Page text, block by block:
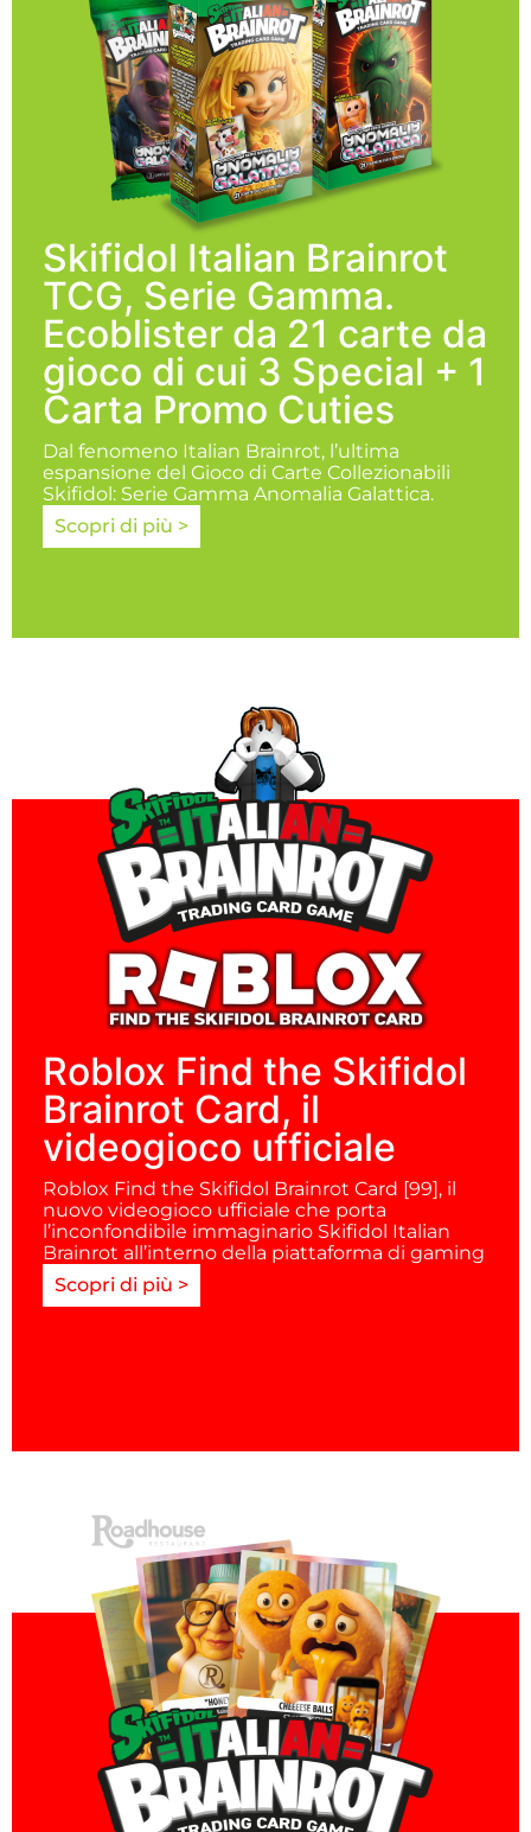
Skifidol Italian Brainrot
TCG, Serie Gamma.
Ecoblister da 21 carte da
gioco di cui 3 Special + 1
Carta Promo Cuties
Dal fenomeno Italian Brainrot, l’ultima
espansione del Gioco di Carte Collezionabili
Skifidol: Serie Gamma Anomalia Galattica.
Scopri di più >
Roblox Find the Skifidol
Brainrot Card, il
videogioco ufficiale
Roblox Find the Skifidol Brainrot Card [99], il
nuovo videogioco ufficiale che porta
l’inconfondibile immaginario Skifidol Italian
Brainrot all’interno della piattaforma di gaming
Scopri di più >